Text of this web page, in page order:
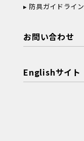
防具ガイドライン
お問い合わせ
Englishサイト